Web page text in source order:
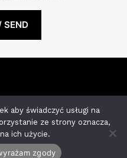
MONIKA JOŃCZYK |
Stefana Wyszyńskiego
zachodniopomorskie
aby świadczyć usługi na
ze strony oznacza,
ich użycie.
zgody